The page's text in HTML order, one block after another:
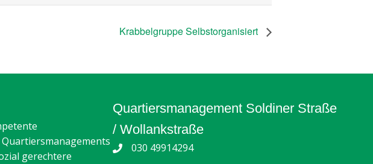
Krabbelgruppe Selbstorganisiert
gerechtere
Quartiersmanagement Soldiner Straße
/ Wollankstraße
030 49914294